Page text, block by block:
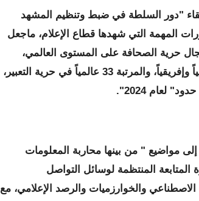
"دور السلطة في ضبط وتنظيم المشهد
المهمة التي شهدها قطاع الإعلام، ماجعل
حرية الصحافة على المستوى العالمي،
حيث جاءت في المرتبة الأولى عربياً وإفريقياً، والمرتبة 33 عالمياً في حرية التعبير،
لعام 2024".
إلى مواضيع " من بينها محاربة المعلومات
المنتظمة لوسائل التواصل
الاصطناعي والخوارزميات والرصد الإعلامي، مع